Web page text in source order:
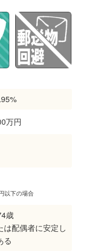
万円
以下の場合
歳
は配偶者に安定し
る